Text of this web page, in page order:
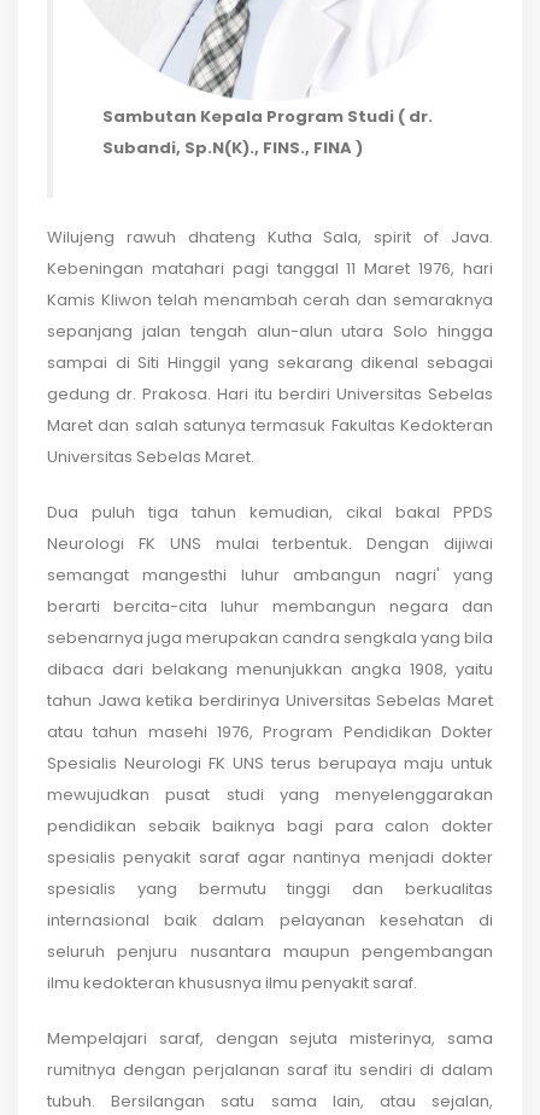
Sambutan Kepala Program Studi ( dr.
Subandi, Sp.N(K)., FINS., FINA )
Wilujeng rawuh dhateng Kutha Sala, spirit of Java.
Kebeningan matahari pagi tanggal 11 Maret 1976, hari
Kamis Kliwon telah menambah cerah dan semaraknya
sepanjang jalan tengah alun-alun utara Solo hingga
sampai di Siti Hinggil yang sekarang dikenal sebagai
gedung dr. Prakosa. Hari itu berdiri Universitas Sebelas
Maret dan salah satunya termasuk Fakultas Kedokteran
Universitas Sebelas Maret.
Dua puluh tiga tahun kemudian, cikal bakal PPDS
Neurologi FK UNS mulai terbentuk. Dengan dijiwai
semangat mangesthi luhur ambangun nagri' yang
berarti bercita-cita luhur membangun negara dan
sebenarnya juga merupakan candra sengkala yang bila
dibaca dari belakang menunjukkan angka 1908, yaitu
tahun Jawa ketika berdirinya Universitas Sebelas Maret
atau tahun masehi 1976, Program Pendidikan Dokter
Spesialis Neurologi FK UNS terus berupaya maju untuk
mewujudkan pusat studi yang menyelenggarakan
pendidikan sebaik baiknya bagi para calon dokter
spesialis penyakit saraf agar nantinya menjadi dokter
spesialis yang bermutu tinggi dan berkualitas
internasional baik dalam pelayanan kesehatan di
seluruh penjuru nusantara maupun pengembangan
ilmu kedokteran khususnya ilmu penyakit saraf.
Mempelajari saraf, dengan sejuta misterinya, sama
rumitnya dengan perjalanan saraf itu sendiri di dalam
tubuh. Bersilangan satu sama lain, atau sejalan,